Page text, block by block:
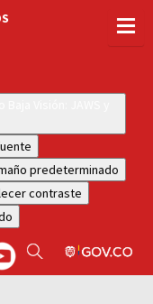
predeterminado
contraste